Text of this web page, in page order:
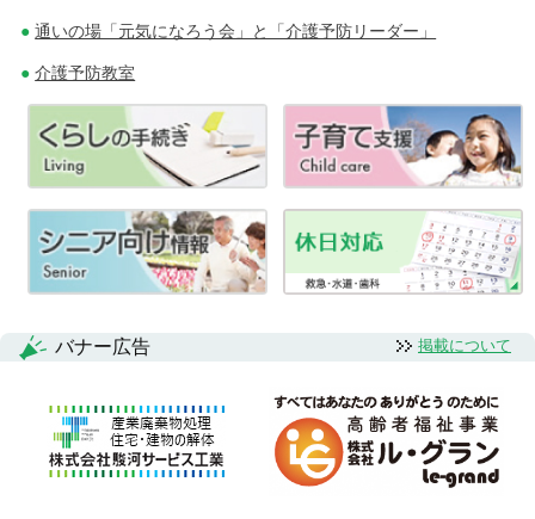
ョ
通いの場「元気になろう会」と「介護予防リーダー」
介護予防教室
バナー広告 掲載について